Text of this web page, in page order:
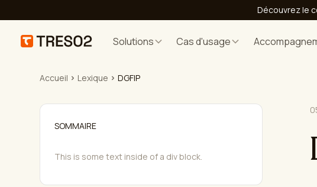
Découvrez le
Solutions Cas d'usage
Accueil Lexique DGFIP
SOMMAIRE
This is some text inside of a div block.